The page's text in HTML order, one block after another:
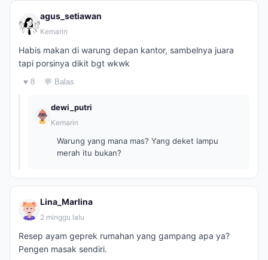
agus_setiawan
Kemarin
Habis makan di warung depan kantor, sambelnya juara
tapi porsinya dikit bgt wkwk
♥ 8 💬 Balas
dewi_putri
Kemarin
Warung yang mana mas? Yang deket lampu
merah itu bukan?
Lina_Marlina
2 minggu lalu
Resep ayam geprek rumahan yang gampang apa ya?
Pengen masak sendiri.